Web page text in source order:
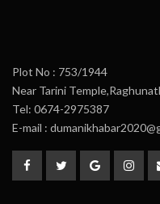
Plot No : 753/1944
Near Tarini
Tel: 0674-2975387
E-mail :